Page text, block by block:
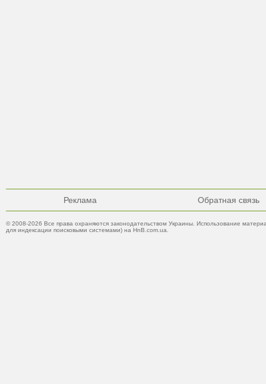
Реклама Обратная связь
© 2008-2026 Все права охраняются законодательством Украины. Использование
для индексации поисковыми системами) на HnB.com.ua.